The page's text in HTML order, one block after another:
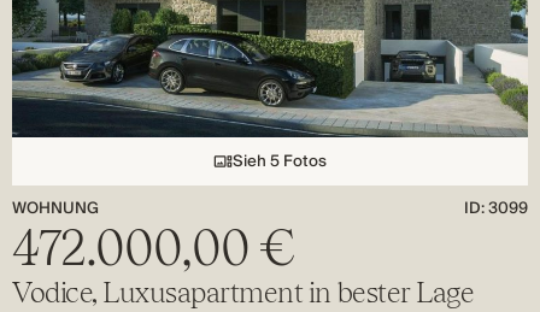
Sieh 5 Fotos
WOHNUNG
ID: 3099
472.000,00 €
Vodice, Luxusapartment in bester Lage